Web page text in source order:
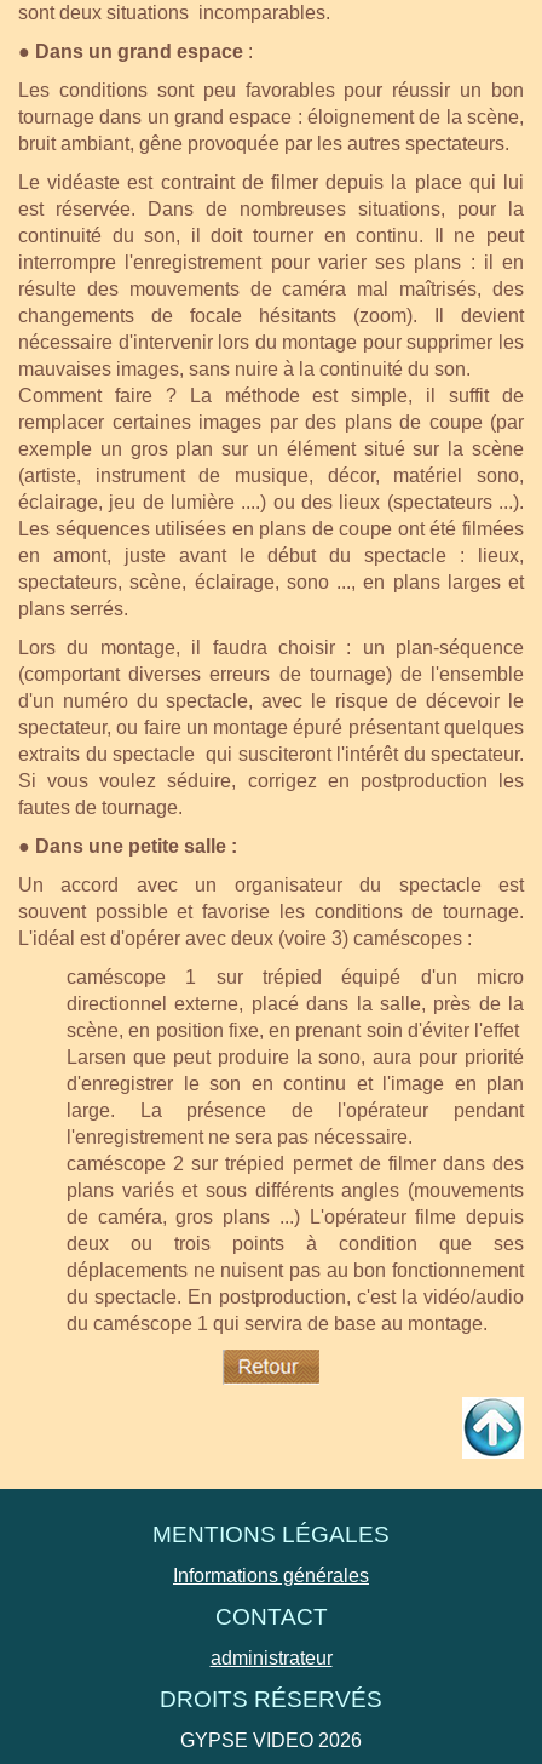
sont deux situations incomparables.
● Dans un grand espace :
Les conditions sont peu favorables pour réussir un bon
tournage dans un grand espace : éloignement de la scène,
bruit ambiant, gêne provoquée par les autres spectateurs.
Le vidéaste est contraint de filmer depuis la place qui lui
est réservée. Dans de nombreuses situations, pour la
continuité du son, il doit tourner en continu. Il ne peut
interrompre l'enregistrement pour varier ses plans : il en
résulte des mouvements de caméra mal maîtrisés, des
changements de focale hésitants (zoom). Il devient
nécessaire d'intervenir lors du montage pour supprimer les
mauvaises images, sans nuire à la continuité du son.
Comment faire ? La méthode est simple, il suffit de
remplacer certaines images par des plans de coupe (par
exemple un gros plan sur un élément situé sur la scène
(artiste, instrument de musique, décor, matériel sono,
éclairage, jeu de lumière ....) ou des lieux (spectateurs ...).
Les séquences utilisées en plans de coupe ont été filmées
en amont, juste avant le début du spectacle : lieux,
spectateurs, scène, éclairage, sono ..., en plans larges et
plans serrés.
Lors du montage, il faudra choisir : un plan-séquence
(comportant diverses erreurs de tournage) de l'ensemble
d'un numéro du spectacle, avec le risque de décevoir le
spectateur, ou faire un montage épuré présentant quelques
extraits du spectacle qui susciteront l'intérêt du spectateur.
Si vous voulez séduire, corrigez en postproduction les
fautes de tournage.
● Dans une petite salle :
Un accord avec un organisateur du spectacle est
souvent possible et favorise les conditions de tournage.
L'idéal est d'opérer avec deux (voire 3) caméscopes :
caméscope 1 sur trépied équipé d'un micro
directionnel externe, placé dans la salle, près de la
scène, en position fixe, en prenant soin d'éviter l'effet
Larsen que peut produire la sono, aura pour priorité
d'enregistrer le son en continu et l'image en plan
large. La présence de l'opérateur pendant
l'enregistrement ne sera pas nécessaire.
caméscope 2 sur trépied permet de filmer dans des
plans variés et sous différents angles (mouvements
de caméra, gros plans ...) L'opérateur filme depuis
deux ou trois points à condition que ses
déplacements ne nuisent pas au bon fonctionnement
du spectacle. En postproduction, c'est la vidéo/audio
du caméscope 1 qui servira de base au montage.
MENTIONS LÉGALES
Informations générales
CONTACT
administrateur
DROITS RÉSERVÉS
GYPSE VIDEO 2026